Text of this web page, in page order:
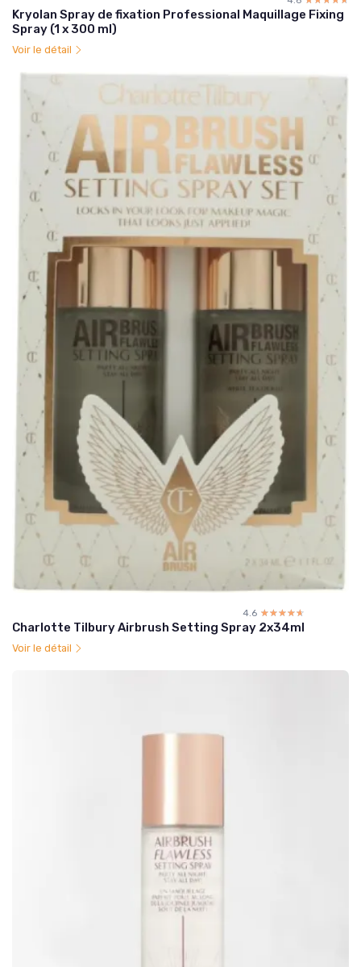
Kryolan Spray de fixation Professional Maquillage Fixing
Spray (1 x 300 ml)
Voir le détail
4.6 ☆☆☆☆☆
★★★★★
Charlotte Tilbury Airbrush Setting Spray 2x34ml
Voir le détail